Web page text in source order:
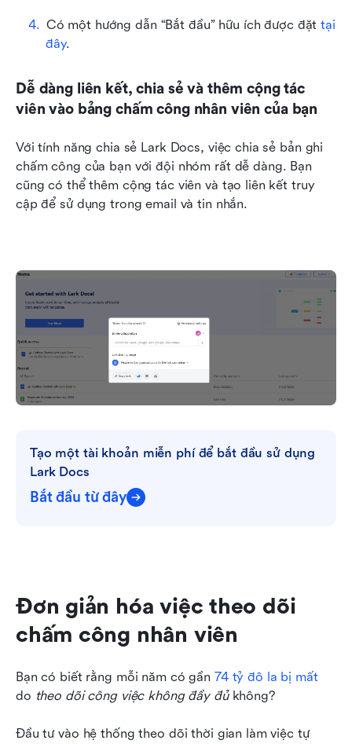
Có một hướng dẫn “Bắt đầu” hữu ích được đặt tại
đây.
Dễ dàng liên kết, chia sẻ và thêm cộng tác
viên vào bảng chấm công nhân viên của bạn
Với tính năng chia sẻ Lark Docs, việc chia sẻ bản ghi
chấm công của bạn với đội nhóm rất dễ dàng. Bạn
cũng có thể thêm cộng tác viên và tạo liên kết truy
cập để sử dụng trong email và tin nhắn.
Tạo một tài khoản miễn phí để bắt đầu sử dụng
Lark Docs
Bắt đầu từ đây
Đơn giản hóa việc theo dõi
chấm công nhân viên
Bạn có biết rằng mỗi năm có gần 74 tỷ đô la bị mất
do theo dõi công việc không đầy đủ không?
Đầu tư vào hệ thống theo dõi thời gian làm việc tự